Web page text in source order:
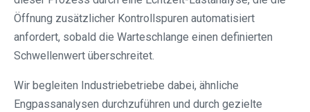
Öffnung zusätzlicher Kontrollspuren automatisiert
anfordert, sobald die Warteschlange einen definierten
Schwellenwert überschreitet.
Wir begleiten Industriebetriebe dabei, ähnliche
Engpassanalysen durchzuführen und durch gezielte